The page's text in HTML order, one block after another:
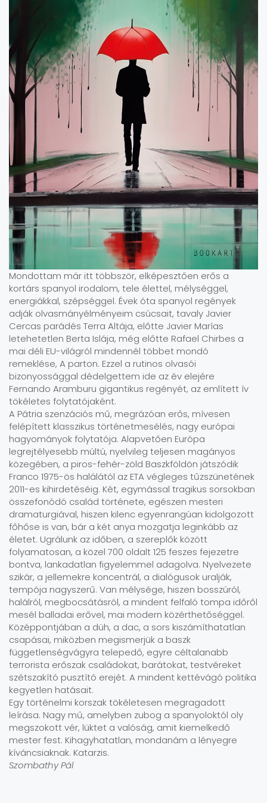
Mondottam már itt többször, elképesztően erős a
kortárs spanyol irodalom, tele élettel, mélységgel,
energiákkal, szépséggel. Évek óta spanyol regények
adják olvasmányélményeim csúcsait, tavaly Javier
Cercas parádés Terra Altája, előtte Javier Marías
letehetetlen Berta Islája, még előtte Rafael Chirbes a
mai déli EU-világról mindennél többet mondó
remeklése, A parton. Ezzel a rutinos olvasói
bizonyossággal dédelgettem ide az év elejére
Fernando Aramburu gigantikus regényét, az említett ív
tökéletes folytatójaként.
A Pátria szenzációs mű, megrázóan erős, mívesen
felépített klasszikus történetmesélés, nagy európai
hagyományok folytatója. Alapvetően Európa
legrejtélyesebb múltú, nyelvileg teljesen magányos
közegében, a piros-fehér-zöld Baszkföldön játszódik
Franco 1975-ös halálától az ETA végleges tűzszünetének
2011-es kihirdetéséig. Két, egymással tragikus sorsokban
összefonódó család története, egészen mesteri
dramaturgiával, hiszen kilenc egyenrangúan kidolgozott
főhőse is van, bár a két anya mozgatja leginkább az
életet. Ugrálunk az időben, a szereplők között
folyamatosan, a közel 700 oldalt 125 feszes fejezetre
bontva, lankadatlan figyelemmel adagolva. Nyelvezete
szikár, a jellemekre koncentrál, a dialógusok uralják,
tempója nagyszerű. Van mélysége, hiszen bosszúról,
halálról, megbocsátásról, a mindent felfaló tompa időről
mesél balladai erővel, mai modern közérthetőséggel.
Középpontjában a düh, a dac, a sors kiszámíthatatlan
csapásai, miközben megismerjük a baszk
függetlenségvágyra telepedő, egyre céltalanabb
terrorista erőszak családokat, barátokat, testvéreket
szétszakító pusztító erejét. A mindent kettévágó politika
kegyetlen hatásait.
Egy történelmi korszak tökéletesen megragadott
leírása. Nagy mű, amelyben zubog a spanyoloktól oly
megszokott vér, lüktet a valóság, amit kiemelkedő
mester fest. Kihagyhatatlan, mondanám a lényegre
kíváncsiaknak. Katarzis.
Szombathy Pál